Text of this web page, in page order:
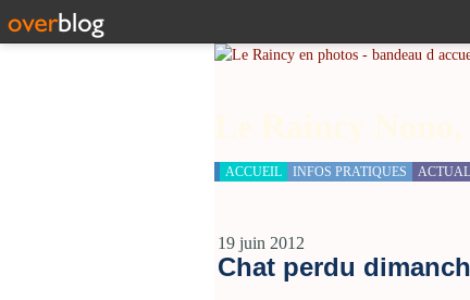
ACCUEIL INFOS PRATIQUES
19 juin 2012
Chat perdu